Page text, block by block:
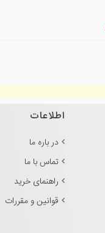
اطلاعات
در باره ما
تماس با ما
راهنمای خرید
قوانین و مقررات